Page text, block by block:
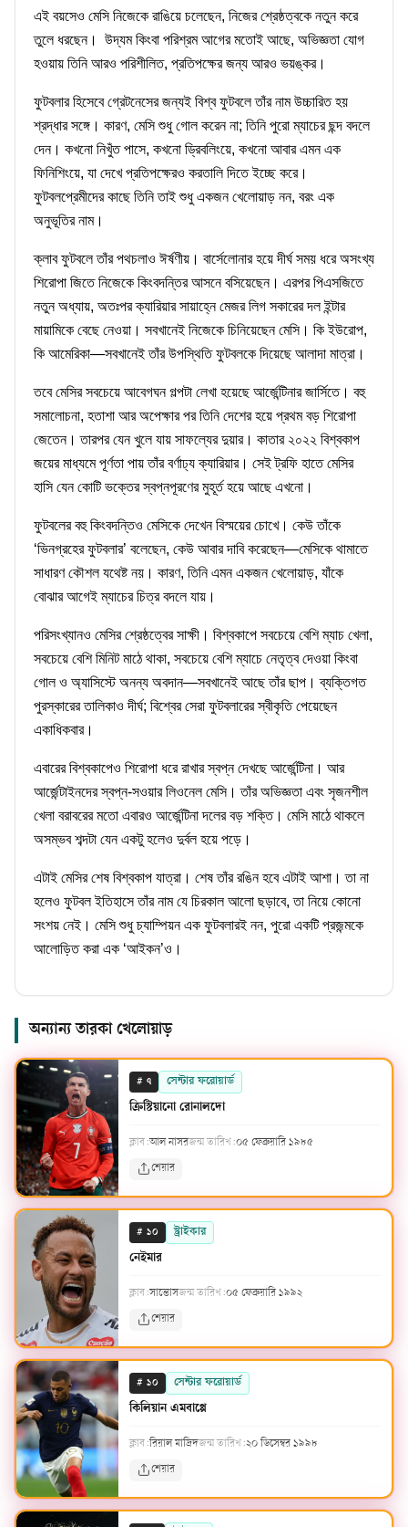
এই বয়সেও মেসি নিজেকে রাঙিয়ে চলেছেন, নিজের শ্রেষ্ঠত্বকে নতুন করে
তুলে ধরছেন।
উদ্যম কিংবা পরিশ্রম আগের মতোই আছে, অভিজ্ঞতা যোগ
হওয়ায় তিনি আরও পরিশীলিত, প্রতিপক্ষের জন্য আরও ভয়ঙ্কর।
ফুটবলার হিসেবে গ্রেটনেসের জন্যই বিশ্ব ফুটবলে তাঁর নাম উচ্চারিত হয়
শ্রদ্ধার সঙ্গে। কারণ, মেসি শুধু গোল করেন না; তিনি পুরো ম্যাচের ছন্দ বদলে
দেন। কখনো নিখুঁত পাসে, কখনো ড্রিবলিংয়ে, কখনো আবার এমন এক
ফিনিশিংয়ে, যা দেখে প্রতিপক্ষেরও করতালি দিতে ইচ্ছে করে।
ফুটবলপ্রেমীদের কাছে তিনি তাই শুধু একজন খেলোয়াড় নন, বরং এক
অনুভূতির নাম।
ক্লাব ফুটবলে তাঁর পথচলাও ঈর্ষণীয়। বার্সেলোনার হয়ে দীর্ঘ সময় ধরে অসংখ্য
শিরোপা জিতে নিজেকে কিংবদন্তির আসনে বসিয়েছেন। এরপর পিএসজিতে
নতুন অধ্যায়, অতঃপর ক্যারিয়ার সায়াহ্নে মেজর লিগ সকারের দল ইন্টার
মায়ামিকে বেছে নেওয়া। সবখানেই নিজেকে চিনিয়েছেন মেসি। কি ইউরোপ,
কি আমেরিকা—সবখানেই তাঁর উপস্থিতি ফুটবলকে দিয়েছে আলাদা মাত্রা।
তবে মেসির সবচেয়ে আবেগঘন গল্পটা লেখা হয়েছে আর্জেন্টিনার জার্সিতে। বহু
সমালোচনা, হতাশা আর অপেক্ষার পর তিনি দেশের হয়ে প্রথম বড় শিরোপা
জেতেন। তারপর যেন খুলে যায় সাফল্যের দুয়ার। কাতার ২০২২ বিশ্বকাপ
জয়ের মাধ্যমে পূর্ণতা পায় তাঁর বর্ণাঢ্য ক্যারিয়ার। সেই ট্রফি হাতে মেসির
হাসি যেন কোটি ভক্তের স্বপ্নপূরণের মুহূর্ত হয়ে আছে এখনো।
ফুটবলের বহু কিংবদন্তিও মেসিকে দেখেন বিস্ময়ের চোখে। কেউ তাঁকে
‘ভিনগ্রহের ফুটবলার’ বলেছেন, কেউ আবার দাবি করেছেন—মেসিকে থামাতে
সাধারণ কৌশল যথেষ্ট নয়। কারণ, তিনি এমন একজন খেলোয়াড়, যাঁকে
বোঝার আগেই ম্যাচের চিত্র বদলে যায়।
পরিসংখ্যানও মেসির শ্রেষ্ঠত্বের সাক্ষী। বিশ্বকাপে সবচেয়ে বেশি ম্যাচ খেলা,
সবচেয়ে বেশি মিনিট মাঠে থাকা, সবচেয়ে বেশি ম্যাচে নেতৃত্ব দেওয়া কিংবা
গোল ও অ্যাসিস্টে অনন্য অবদান—সবখানেই আছে তাঁর ছাপ। ব্যক্তিগত
পুরস্কারের তালিকাও দীর্ঘ; বিশ্বের সেরা ফুটবলারের স্বীকৃতি পেয়েছেন
একাধিকবার।
এবারের বিশ্বকাপেও শিরোপা ধরে রাখার স্বপ্ন দেখছে আর্জেন্টিনা। আর
আর্জেন্টাইনদের স্বপ্ন-সওয়ার লিওনেল মেসি। তাঁর অভিজ্ঞতা এবং সৃজনশীল
খেলা বরাবরের মতো এবারও আর্জেন্টিনা দলের বড় শক্তি। মেসি মাঠে থাকলে
অসম্ভব শব্দটা যেন একটু হলেও দুর্বল হয়ে পড়ে।
এটাই মেসির শেষ বিশ্বকাপ যাত্রা। শেষ তাঁর রঙিন হবে এটাই আশা। তা না
হলেও ফুটবল ইতিহাসে তাঁর নাম যে চিরকাল আলো ছড়াবে, তা নিয়ে কোনো
সংশয় নেই। মেসি শুধু চ্যাম্পিয়ন এক ফুটবলারই নন, পুরো একটি প্রজন্মকে
আলোড়িত করা এক ‘আইকন’ও।
অন্যান্য তারকা খেলোয়াড়
# ৭ সেন্টার ফরোয়ার্ড
ক্রিস্টিয়ানো রোনালদো
ক্লাব:আল নাসরজন্ম তারিখ:০৫ ফেব্রুয়ারি ১৯৮৫
শেয়ার
# ১০ স্ট্রাইকার
নেইমার
ক্লাব:সান্তোসজন্ম তারিখ:০৫ ফেব্রুয়ারি ১৯৯২
শেয়ার
# ১০ সেন্টার ফরোয়ার্ড
কিলিয়ান এমবাপ্পে
ক্লাব:রিয়াল মাদ্রিদজন্ম তারিখ:২০ ডিসেম্বর ১৯৯৮
শেয়ার